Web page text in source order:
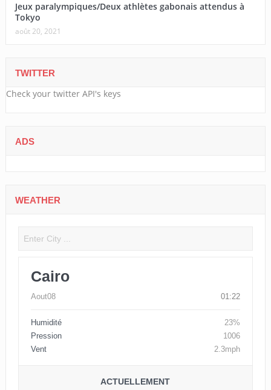
Jeux paralympiques/Deux athlètes gabonais attendus à
Tokyo
août 20, 2021
TWITTER
Check your twitter API's keys
ADS
WEATHER
Cairo
Aout08 01:22
Humidité
23%
Pression
1006
Vent
2.3mph
ACTUELLEMENT